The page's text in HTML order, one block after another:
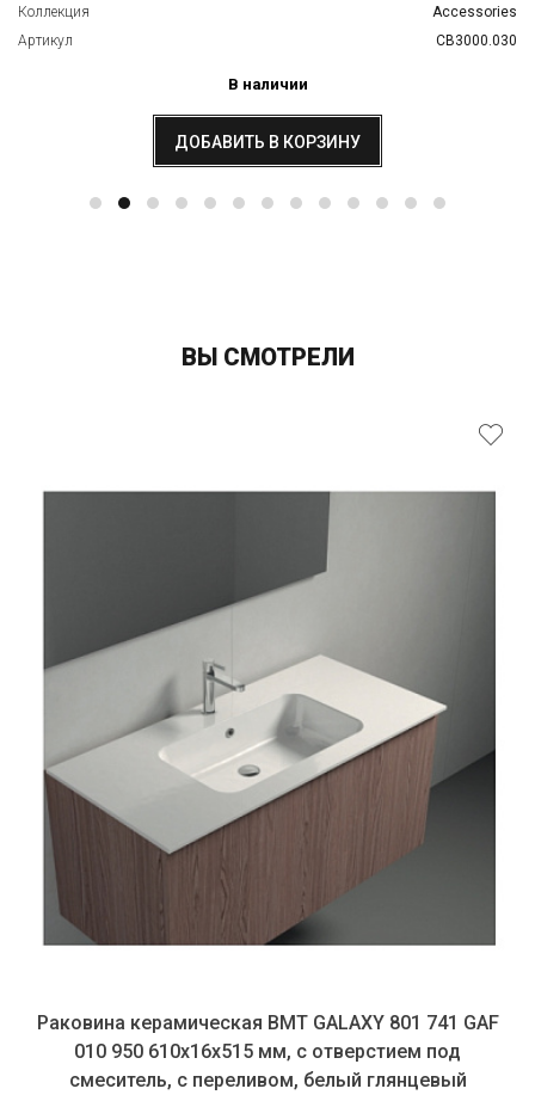
Коллекция
Accessories
Артикул
CB3000.030
В наличии
ДОБАВИТЬ В КОРЗИНУ
ВЫ СМОТРЕЛИ
Раковина керамическая BMT GALAXY 801 741 GAF
010 950 610х16х515 мм, с отверстием под
смеситель, с переливом, белый глянцевый